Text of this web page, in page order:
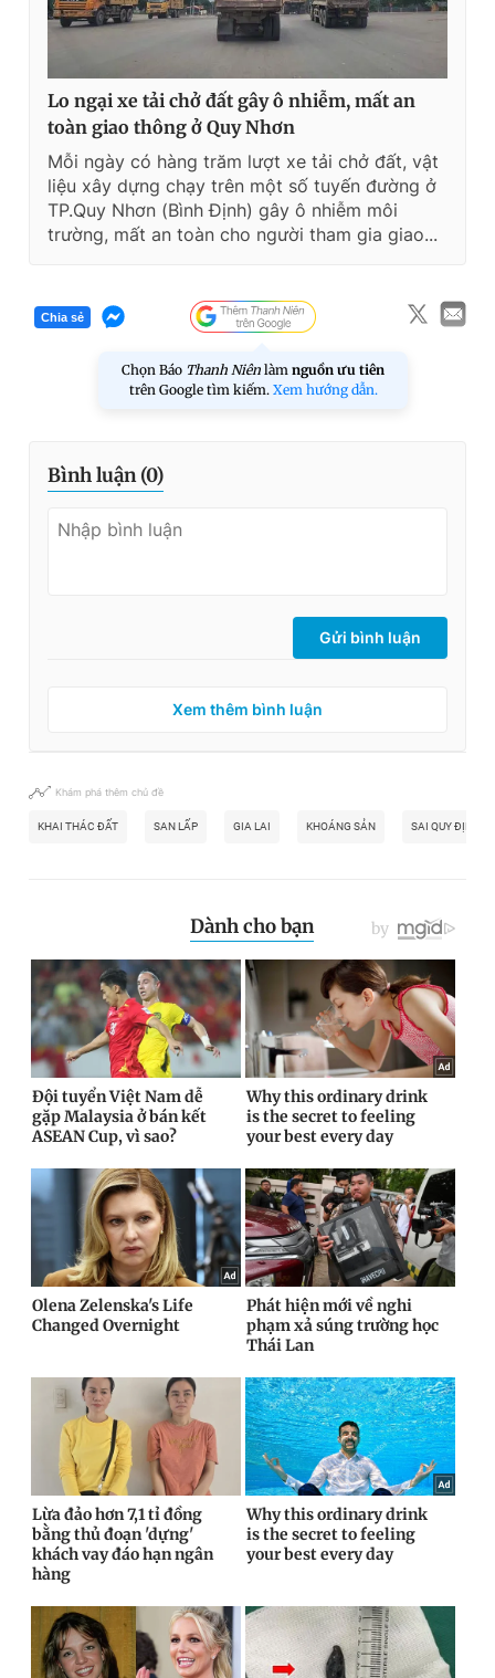
Lo ngại xe tải chở đất gây ô nhiễm, mất an
toàn giao thông ở Quy Nhơn
Mỗi ngày có hàng trăm lượt xe tải chở đất, vật
liệu xây dựng chạy trên một số tuyến đường ở
TP.Quy Nhơn (Bình Định) gây ô nhiễm môi
trường, mất an toàn cho người tham gia giao...
Chia sẻ
Chọn Báo Thanh Niên làm nguồn ưu tiên
trên Google tìm kiếm. Xem hướng dẫn.
Bình luận (0)
Gửi bình luận
Xem thêm bình luận
Khám phá thêm chủ đề
KHAI THÁC ĐẤT SAN LẤP GIA LAI KHOÁNG SẢN SAI QUY ĐỊNH